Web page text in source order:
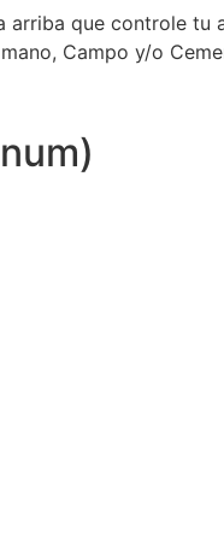
que controle
Campo y/o